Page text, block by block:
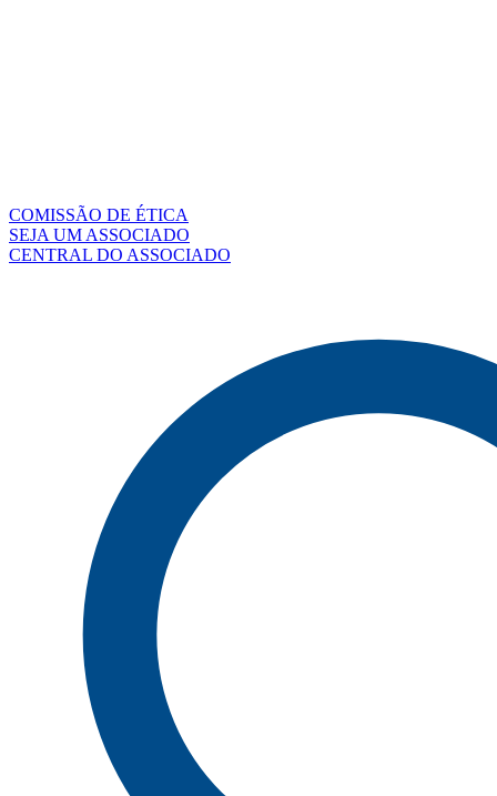
COMISSÃO DE ÉTICA
SEJA UM ASSOCIADO
CENTRAL DO ASSOCIADO